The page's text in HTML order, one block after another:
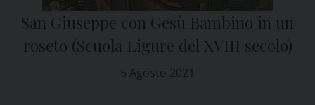
5 Agosto 2021
San Giuseppe con Gesù Bambino in un
roseto (Scuola Ligure del XVIII secolo)